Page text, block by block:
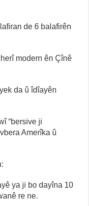
de 6 balafirên
modern ên Çînê
da û îdîayên
“bersive ji
Amerîka û
ya ji bo dayîna 10
re ne.